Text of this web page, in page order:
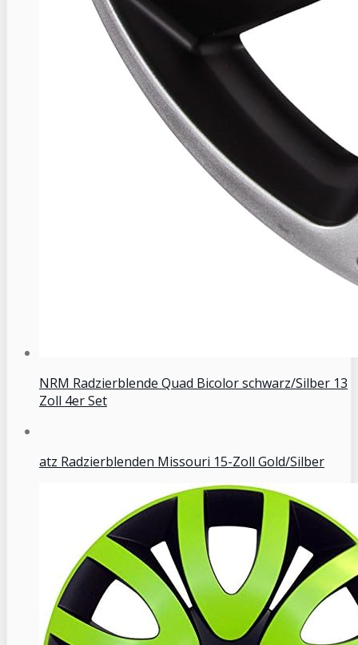
NRM Radzierblende Quad Bicolor schwarz/Silber 13
Zoll 4er Set
atz Radzierblenden Missouri 15-Zoll Gold/Silber